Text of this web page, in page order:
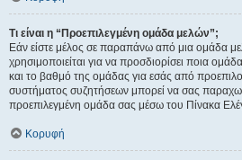
Τι είναι η “Προεπιλεγμένη ομάδα μελών”;
Εάν είστε μέλος σε παραπάνω από μια ομάδα
χρησιμοποιείται για να προσδιορίσει ποια
και το βαθμό της ομάδας για εσάς από
συστήματος συζητήσεων μπορεί να σας
προεπιλεγμένη ομάδα σας μέσω του Πίνακα
Κορυφή